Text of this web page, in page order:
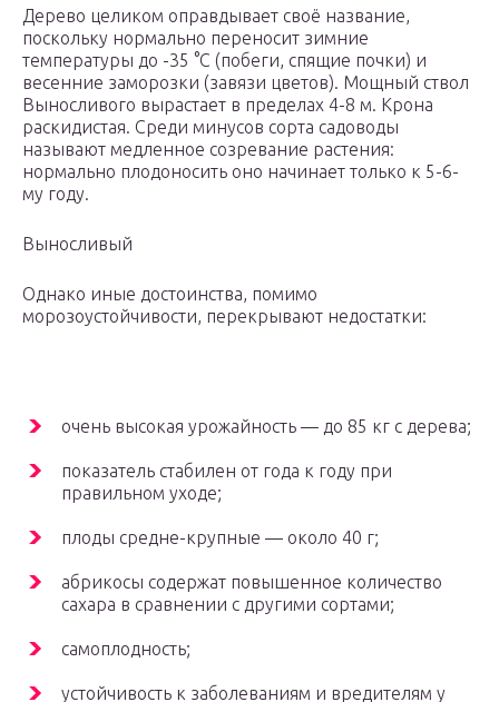
Дерево целиком оправдывает своё название,
поскольку нормально переносит зимние
температуры до -35 °C (побеги, спящие почки) и
весенние заморозки (завязи цветов). Мощный ствол
Выносливого вырастает в пределах 4-8 м. Крона
раскидистая. Среди минусов сорта садоводы
называют медленное созревание растения:
нормально плодоносить оно начинает только к 5-6-
му году.
Выносливый
Однако иные достоинства, помимо
морозоустойчивости, перекрывают недостатки:
очень высокая урожайность — до 85 кг с дерева;
показатель стабилен от года к году при
правильном уходе;
плоды средне-крупные — около 40 г;
абрикосы содержат повышенное количество
сахара в сравнении с другими сортами;
самоплодность;
устойчивость к заболеваниям и вредителям у